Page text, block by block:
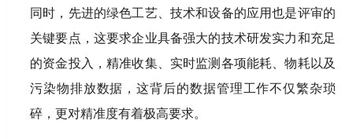
同时，先进的绿色工艺、技术和设备的应用也是评审的
关键要点，这要求企业具备强大的技术研发实力和充足
的资金投入，精准收集、实时监测各项能耗、物耗以及
污染物排放数据，这背后的数据管理工作不仅繁杂琐
碎，更对精准度有着极高要求。